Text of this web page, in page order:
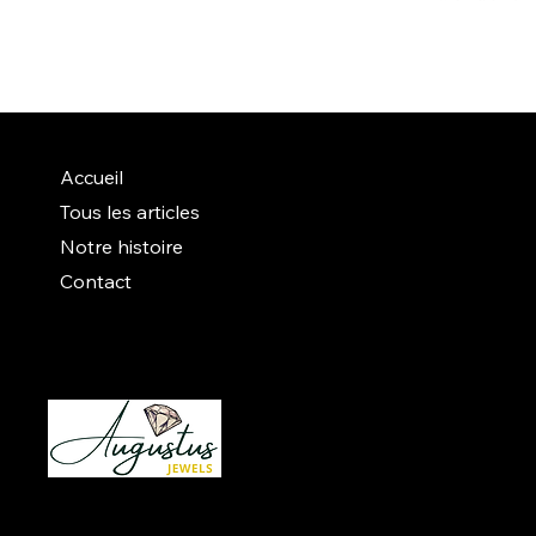
Accueil
Tous les articles
Notre histoire
Contact